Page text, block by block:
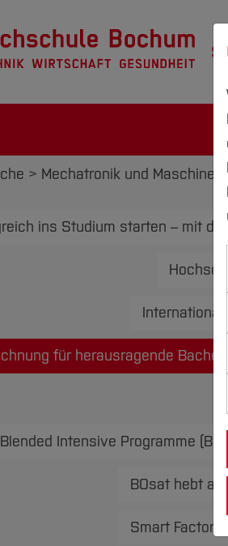
Mechatronik und
ins Studium starten – mit
für herausragende
Blended Intensive Programme
BOsat hebt
Smart Factory